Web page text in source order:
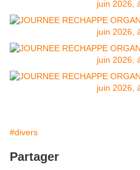
#divers
Partager